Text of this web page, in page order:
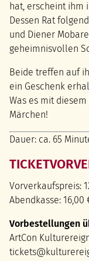
hat, erscheint ihm
Dessen Rat
und Diener
geheimnisvollen
Beide treffen auf
ein Geschenk
Was es mit
Märchen!
Dauer: ca. 65
Vorverkaufspreis:
Abendkasse: 16,00
Vorbestellungen
ArtCon